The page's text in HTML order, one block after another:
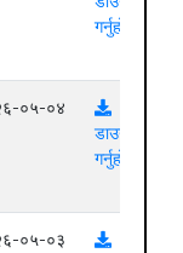
गर्नुहोस्
०५-०४
डाउनलोड
गर्नुहोस्
०५-०३